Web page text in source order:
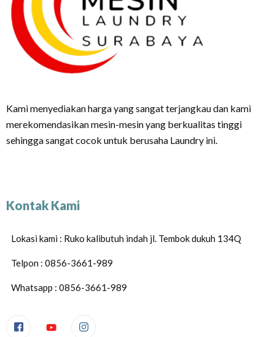
Kami menyediakan harga yang sangat terjangkau dan kami
merekomendasikan mesin-mesin yang berkualitas tinggi
sehingga sangat cocok untuk berusaha Laundry ini.
Kontak Kami
Lokasi kami : Ruko kalibutuh indah jl. Tembok dukuh 134Q
Telpon : 0856-3661-989
Whatsapp : 0856-3661-989